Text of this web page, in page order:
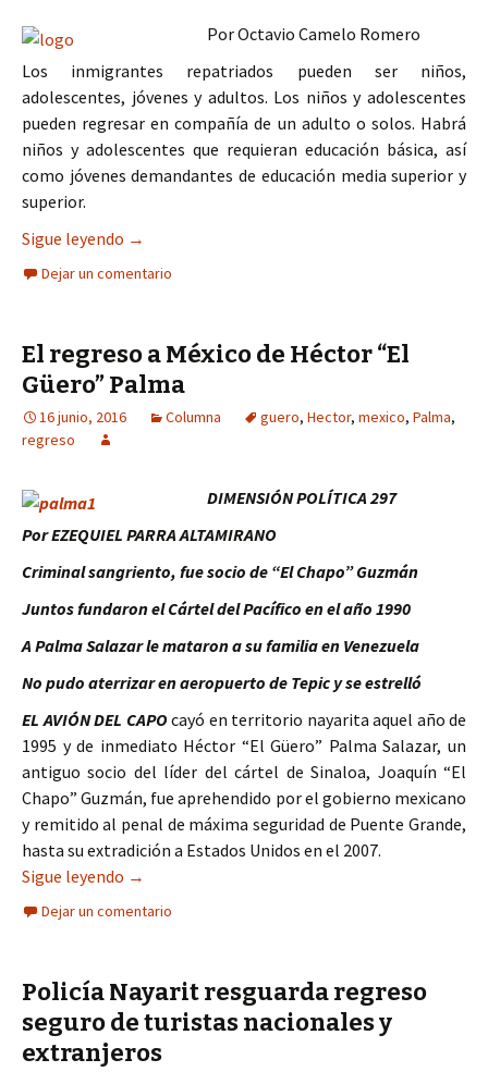
Por Octavio Camelo Romero
Los inmigrantes repatriados pueden ser niños,
adolescentes, jóvenes y adultos. Los niños y adolescentes
pueden regresar en compañía de un adulto o solos. Habrá
niños y adolescentes que requieran educación básica, así
como jóvenes demandantes de educación media superior y
superior.
Sigue leyendo EL IMPACTO EN EDUCACIÓN DEL REGRESO DE
→
Dejar un comentario
El regreso a México de Héctor “El
Güero” Palma
16 junio, 2016 Columna guero, Hector, mexico, Palma,
regreso
DIMENSIÓN POLÍTICA 297
Por EZEQUIEL PARRA ALTAMIRANO
Criminal sangriento, fue socio de “El Chapo” Guzmán
Juntos fundaron el Cártel del Pacífico en el año 1990
A Palma Salazar le mataron a su familia en Venezuela
No pudo aterrizar en aeropuerto de Tepic y se estrelló
EL AVIÓN DEL CAPO cayó en territorio nayarita aquel año de
1995 y de inmediato Héctor “El Güero” Palma Salazar, un
antiguo socio del líder del cártel de Sinaloa, Joaquín “El
Chapo” Guzmán, fue aprehendido por el gobierno mexicano
y remitido al penal de máxima seguridad de Puente Grande,
hasta su extradición a Estados Unidos en el 2007.
Sigue leyendo El regreso a México de Héctor “El Güero” Palma
→
Dejar un comentario
Policía Nayarit resguarda regreso
seguro de turistas nacionales y
extranjeros